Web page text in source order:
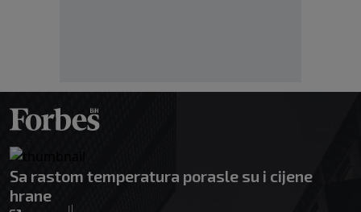
Sa rastom temperatura porasle su i cijene
hrane
|